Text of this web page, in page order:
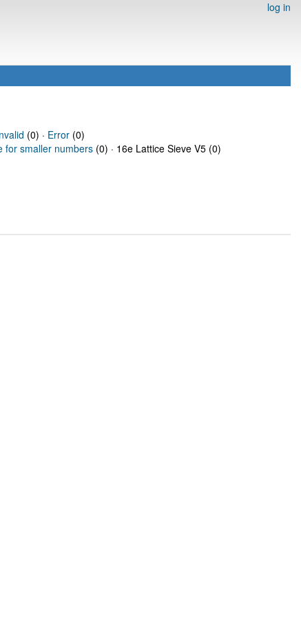
log in
(0) · Error(0)
for smaller numbers (0) · 16e Lattice Sieve V5 (0)